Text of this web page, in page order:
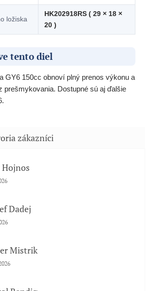
ložiska
HK202918RS ( 29 × 18 ×
20 )
tento diel
GY6 150cc obnoví plný prenos výkonu a
prešmykovania. Dostupné sú aj ďalšie
Hojnos
obchodu je 5 z 5 hviezdičiek.
Dadej
obchodu je 5 z 5 hviezdičiek.
Mistrik
obchodu je 5 z 5 hviezdičiek.